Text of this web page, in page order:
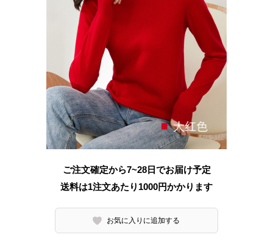
ご注文確定から7~28日でお届け予定
送料は1注文あたり 1000円かかります
お気に入りに追加する